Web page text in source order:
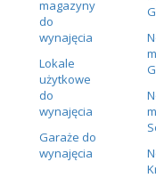
magazyny
do
wynajęcia
Lokale
użytkowe
do
wynajęcia
Garaże do
wynajęcia